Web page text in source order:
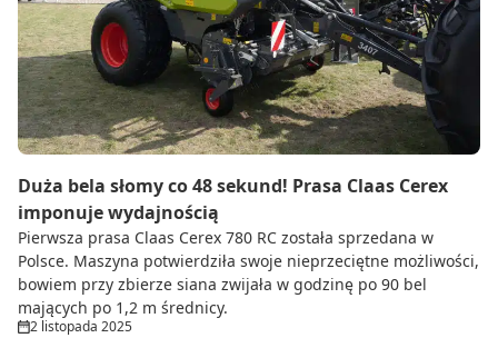
Do zbioru
Rolnictwo precyzyjne
Dealerzy
Ze świata techniki rolniczej
Duża bela słomy co 48 sekund! Prasa Claas Cerex
imponuje wydajnością
Pierwsza prasa Claas Cerex 780 RC została sprzedana w
Polsce. Maszyna potwierdziła swoje nieprzeciętne możliwości,
bowiem przy zbierze siana zwijała w godzinę po 90 bel
mających po 1,2 m średnicy.
2 listopada 2025